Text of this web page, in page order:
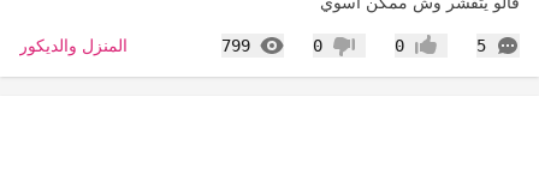
5
التعليقات إعجاب0 عدم إعجاب
0
799
المشاهدات المنزل والديكور